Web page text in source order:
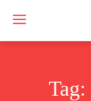
Tag: